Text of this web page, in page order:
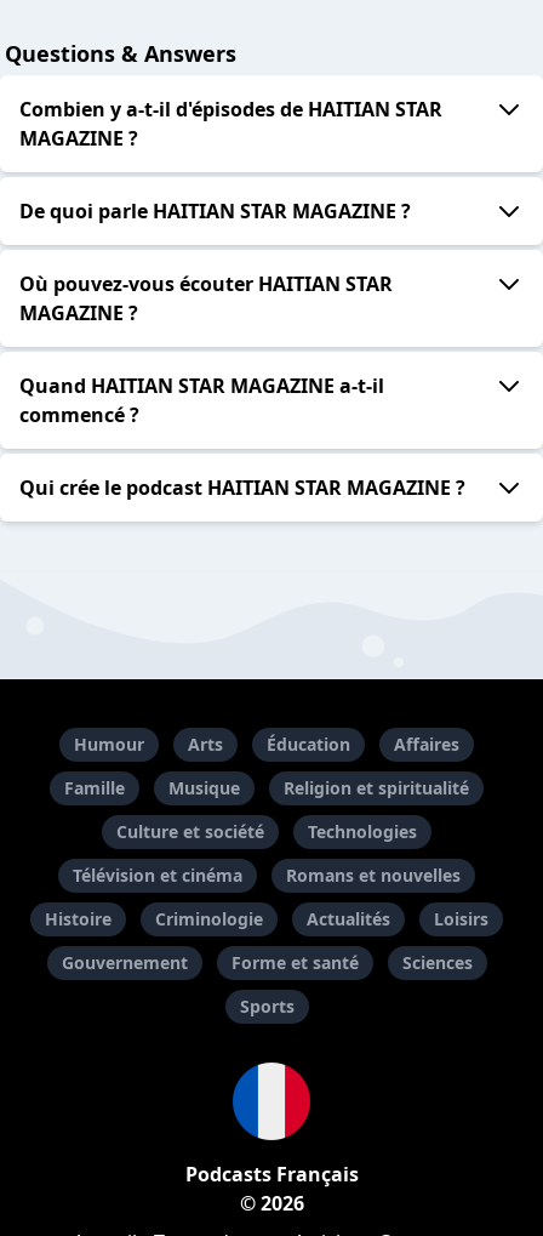
Questions & Answers
Combien y a-t-il d'épisodes de HAITIAN STAR
MAGAZINE ?
De quoi parle HAITIAN STAR MAGAZINE ?
Où pouvez-vous écouter HAITIAN STAR
MAGAZINE ?
Quand HAITIAN STAR MAGAZINE a-t-il
commencé ?
Qui crée le podcast HAITIAN STAR MAGAZINE ?
Humour Arts Éducation
Affaires
Famille
Musique
Religion et spiritualité
Culture et société
Technologies
Télévision et cinéma
Romans et nouvelles
Histoire
Criminologie Actualités
Loisirs
Gouvernement
Forme et santé
Sciences
Sports
Podcasts Français
© 2026